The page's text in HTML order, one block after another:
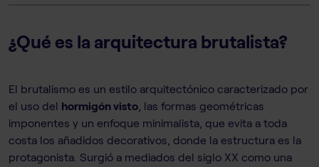
¿Qué es la arquitectura brutalista?
El brutalismo es un estilo arquitectónico caracterizado por
el uso del hormigón visto , las formas geométricas
imponentes y un enfoque minimalista, que evita a toda
costa los añadidos decorativos, donde la estructura es la
protagonista. Surgió a mediados del siglo XX como una